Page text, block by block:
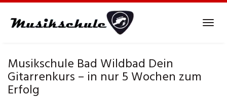
Musikschule Bad Wildbad Dein
Gitarrenkurs – in nur 5 Wochen zum
Erfolg